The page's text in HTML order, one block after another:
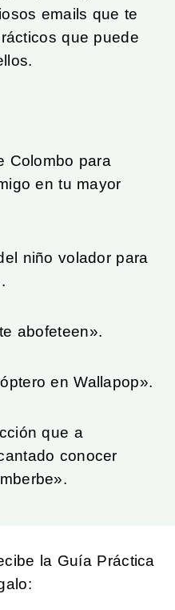
emails que te
que puede
Colombo para
en tu mayor
niño volador para
abofeteen».
en Wallapop».
que a
conocer
la Guía Práctica